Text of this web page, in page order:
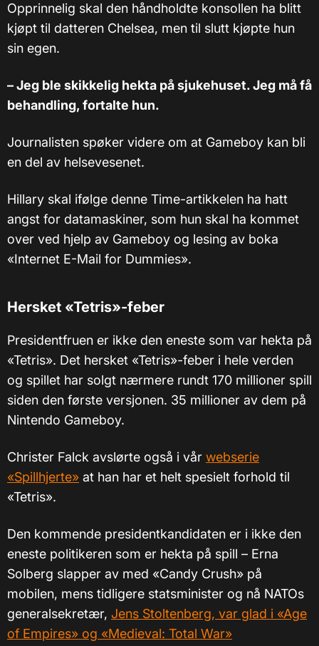
Opprinnelig skal den håndholdte konsollen ha blitt
kjøpt til datteren Chelsea, men til slutt kjøpte hun
sin egen.
– Jeg ble skikkelig hekta på sjukehuset. Jeg må få
behandling, fortalte hun.
Journalisten spøker videre om at Gameboy kan bli
en del av helsevesenet.
Hillary skal ifølge denne Time-artikkelen ha hatt
angst for datamaskiner, som hun skal ha kommet
over ved hjelp av Gameboy og lesing av boka
«Internet E-Mail for Dummies».
Hersket «Tetris»-feber
Presidentfruen er ikke den eneste som var hekta på
«Tetris». Det hersket «Tetris»-feber i hele verden
og spillet har solgt nærmere rundt 170 millioner spill
siden den første versjonen. 35 millioner av dem på
Nintendo Gameboy.
Christer Falck avslørte også i vår webserie
«Spillhjerte» at han har et helt spesielt forhold til
«Tetris».
Den kommende presidentkandidaten er i ikke den
eneste politikeren som er hekta på spill – Erna
Solberg slapper av med «Candy Crush» på
mobilen, mens tidligere statsminister og nå NATOs
generalsekretær, Jens Stoltenberg, var glad i «Age
of Empires» og «Medieval: Total War»